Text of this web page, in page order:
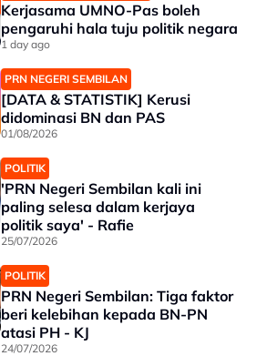
Kerjasama UMNO-Pas boleh
pengaruhi hala tuju politik negara
1 day ago
PRN NEGERI SEMBILAN
[DATA & STATISTIK] Kerusi
didominasi BN dan PAS
01/08/2026
POLITIK
'PRN Negeri Sembilan kali ini
paling selesa dalam kerjaya
politik saya' - Rafie
25/07/2026
POLITIK
PRN Negeri Sembilan: Tiga faktor
beri kelebihan kepada BN-PN
atasi PH - KJ
24/07/2026